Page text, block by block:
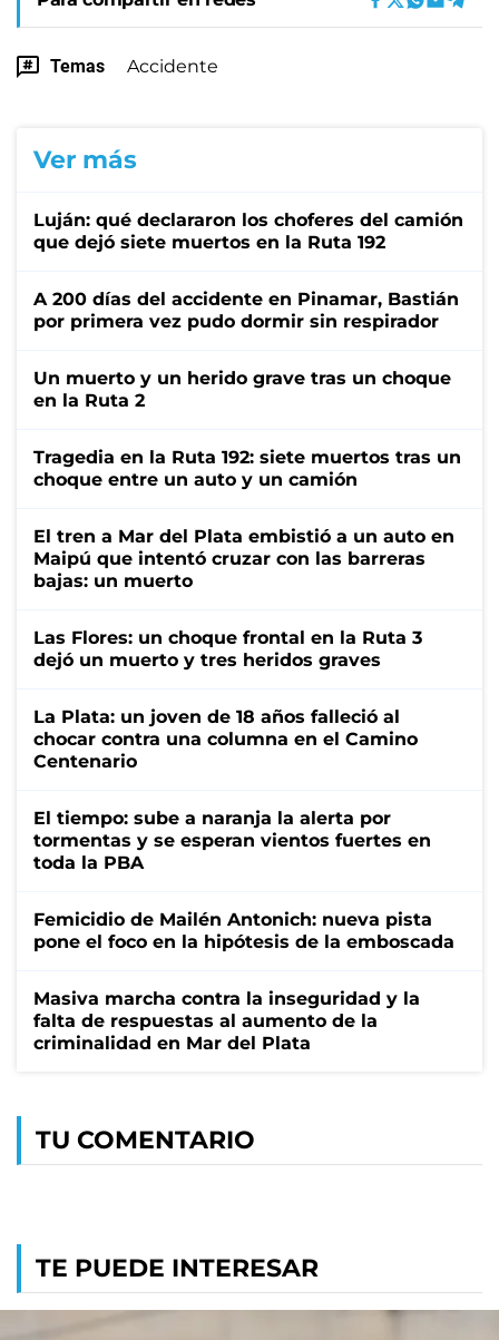
Temas Accidente
Ver más
Luján: qué declararon los choferes del camión
que dejó siete muertos en la Ruta 192
A 200 días del accidente en Pinamar, Bastián
por primera vez pudo dormir sin respirador
Un muerto y un herido grave tras un choque
en la Ruta 2
Tragedia en la Ruta 192: siete muertos tras un
choque entre un auto y un camión
El tren a Mar del Plata embistió a un auto en
Maipú que intentó cruzar con las barreras
bajas: un muerto
Las Flores: un choque frontal en la Ruta 3
dejó un muerto y tres heridos graves
La Plata: un joven de 18 años falleció al
chocar contra una columna en el Camino
Centenario
El tiempo: sube a naranja la alerta por
tormentas y se esperan vientos fuertes en
toda la PBA
Femicidio de Mailén Antonich: nueva pista
pone el foco en la hipótesis de la emboscada
Masiva marcha contra la inseguridad y la
falta de respuestas al aumento de la
criminalidad en Mar del Plata
TU COMENTARIO
TE PUEDE INTERESAR